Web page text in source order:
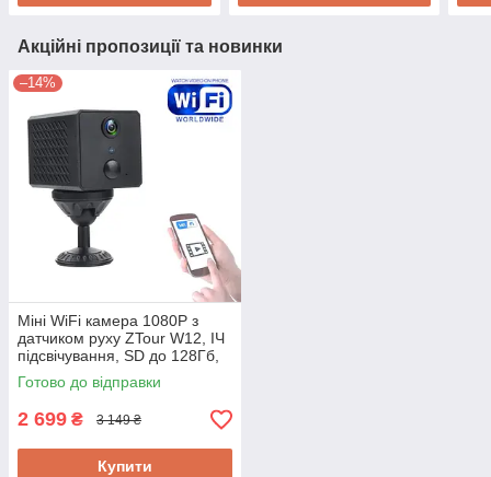
Акційні пропозиції та новинки
–14%
Міні WiFi камера 1080P з
датчиком руху ZTour W12, ІЧ
підсвічування, SD до 128Гб,
режим очікування до 180 днів
Готово до відправки
2 699 ₴ 3 149 ₴
Купити